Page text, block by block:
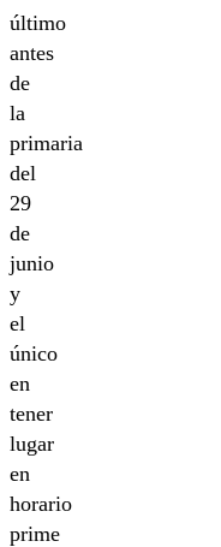
último
antes
de
la
primaria
del
29
de
junio
y
el
único
en
tener
lugar
en
horario
prime